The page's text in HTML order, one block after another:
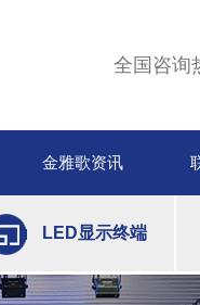
全国咨询
金雅歌资讯
LED显示终端